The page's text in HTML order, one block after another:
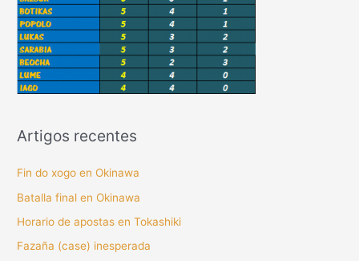
Artigos recentes
Fin do xogo en Okinawa
Batalla final en Okinawa
Horario de apostas en Tokashiki
Fazaña (case) inesperada